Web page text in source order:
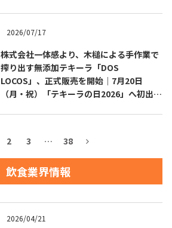
2026/07/17
株式会社一体感より、木槌による手作業で
搾り出す無添加テキーラ「DOS
LOCOS」、正式販売を開始｜7月20日
（月・祝）「テキーラの日2026」へ初出
2 3 … 38
飲食業界情報
2026/04/21